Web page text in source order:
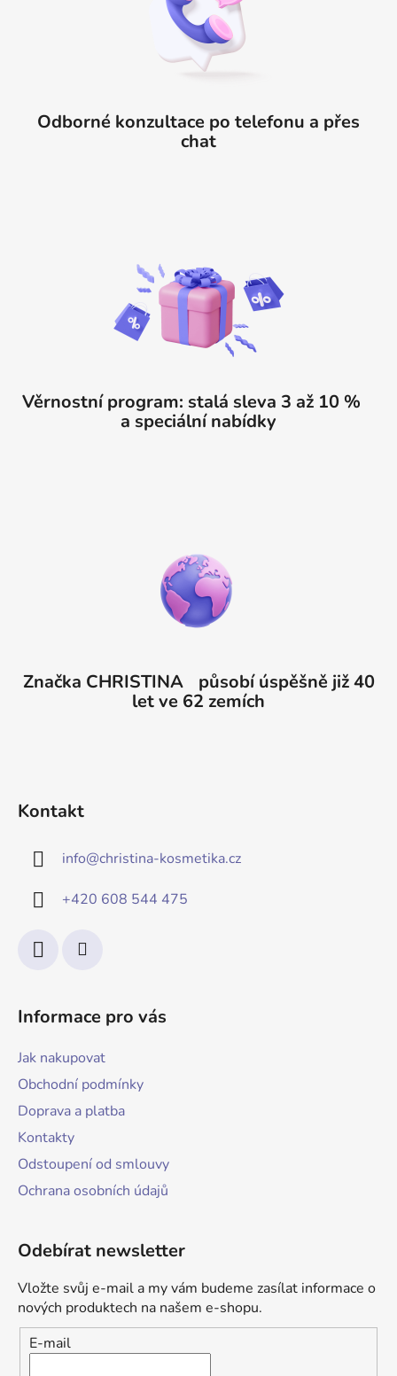
Odborné konzultace po telefonu a přes
chat
Věrnostní program: stalá sleva 3 až 10 %
a speciální nabídky
Značka CHRISTINA působí úspěšně již 40
let ve 62 zemích
Kontakt
info@christina-kosmetika.cz
+420 608 544 475
Informace pro vás
Jak nakupovat
Obchodní podmínky
Doprava a platba
Kontakty
Odstoupení od smlouvy
Ochrana osobních údajů
Odebírat newsletter
Vložte svůj e-mail a my vám budeme zasílat informace o
nových produktech na našem e-shopu.
E-mail